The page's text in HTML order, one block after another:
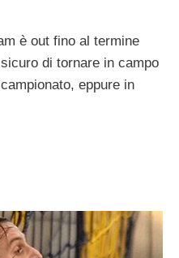
è out fino al termine
di tornare in campo
eppure in